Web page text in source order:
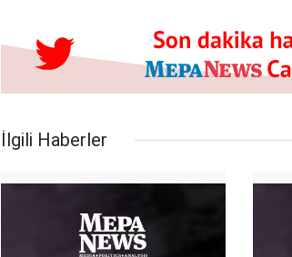
İlgili Haberler